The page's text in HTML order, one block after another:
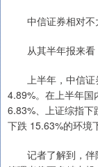
中信证券相对不
从其半年报来看
上半年，中信证
4.89%。在上半年国
6.83%、上证综指
下跌 15.63%的环境
记者了解到，伴